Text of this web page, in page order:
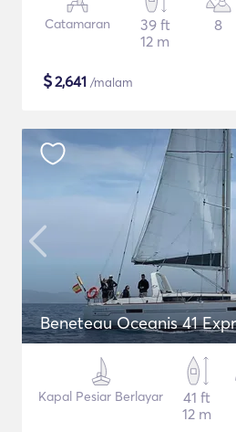
Catamaran
39 ft
12 m
8
$2,641 /malam
Beneteau Oceanis 41
Kapal Pesiar Berlayar
41 ft
12 m